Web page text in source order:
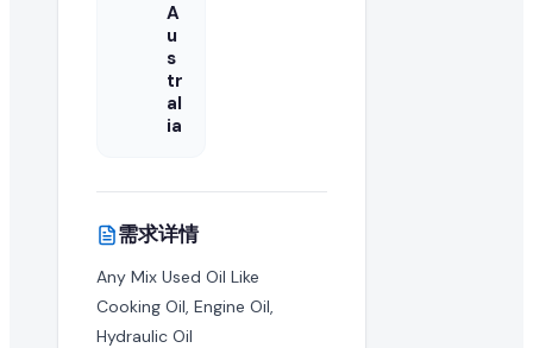
A
u
s
tr
al
ia
需求详情
Any Mix Used Oil Like
Cooking Oil, Engine Oil,
Hydraulic Oil